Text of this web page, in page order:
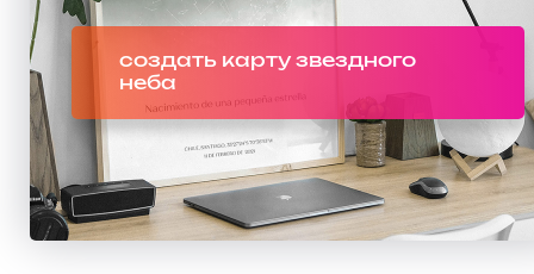
создать карту звездного
неба